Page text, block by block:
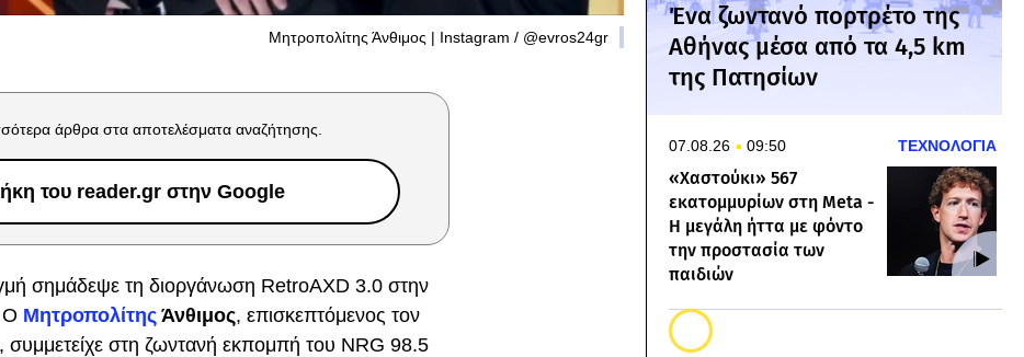
Μητροπολίτης Άνθιμος | Instagram / @evros24gr
άρθρα στα αποτελέσματα αναζήτησης.
του reader.gr στην Google
σημάδεψε τη διοργάνωση RetroAXD 3.0 στην
Ο Μητροπολίτης Άνθιμος, επισκεπτόμενος τον
στη ζωντανή εκπομπή του NRG 98.5
Ένα ζωντανό πορτρέτο της
Αθήνας μέσα από τα 4,5 km
της Πατησίων
07.08.26 09:50 ΤΕΧΝΟΛΟΓΙΑ
«Χαστούκι» 567
εκατομμυρίων στη Meta -
Η μεγάλη ήττα με φόντο
την προστασία των
παιδιών